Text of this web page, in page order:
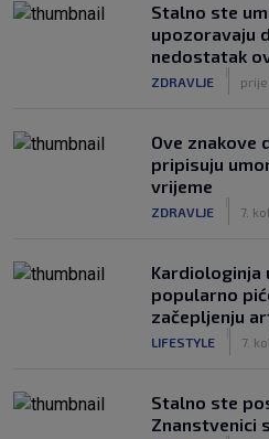
Stalno ste
upozoravaju
nedostatak
ZDRAVLJE
Ove znakove
pripisuju
vrijeme
ZDRAVLJE 7. kol.
Kardiologinja
popularno
začepljenju
LIFESTYLE 7. kol.
Stalno ste
Znanstvenici